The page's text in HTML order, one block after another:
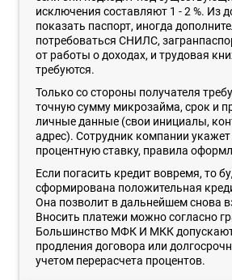
исключения составляют 1 - 2 %. Из
показать паспорт, иногда
потребоваться СНИЛС,
от работы о доходах, и трудовая
требуются.
Только со стороны получателя
точную сумму микрозайма, срок и
личные данные (свои инициалы,
адрес). Сотрудник компании
процентную ставку, правила
Если погасить кредит вовремя, то
сформирована положительная
Она позволит в дальнейшем снова
Вносить платежи можно согласно
Большинство МФК И МКК
продления договора или
учетом перерасчета процентов.